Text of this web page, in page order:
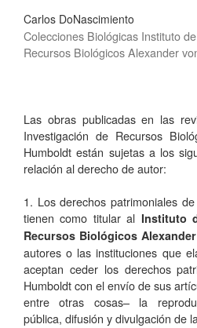
Carlos DoNascimiento
Colecciones Biológicas Instituto
Recursos Biológicos Alexander
Las obras publicadas en las
Investigación de Recursos
Humboldt están sujetas a los
relación al derecho de autor:
1. Los derechos patrimoniales
tienen como titular al Instituto
Recursos Biológicos
autores o las instituciones que
aceptan ceder los derechos
Humboldt con el envío de sus
entre otras cosas­– la
pública, difusión y divulgación de